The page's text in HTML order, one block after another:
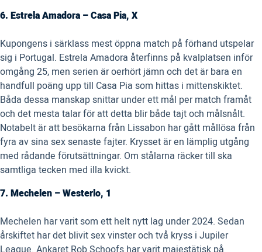
6. Estrela Amadora – Casa Pia, X
Kupongens i särklass mest öppna match på förhand utspelar
sig i Portugal. Estrela Amadora återfinns på kvalplatsen inför
omgång 25, men serien är oerhört jämn och det är bara en
handfull poäng upp till Casa Pia som hittas i mittenskiktet.
Båda dessa manskap snittar under ett mål per match framåt
och det mesta talar för att detta blir både tajt och målsnålt.
Notabelt är att besökarna från Lissabon har gått mållösa från
fyra av sina sex senaste fajter. Krysset är en lämplig utgång
med rådande förutsättningar. Om stålarna räcker till ska
samtliga tecken med illa kvickt.
7. Mechelen – Westerlo, 1
Mechelen har varit som ett helt nytt lag under 2024. Sedan
årskiftet har det blivit sex vinster och två kryss i Jupiler